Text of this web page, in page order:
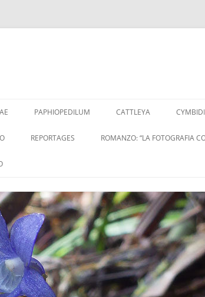
al
PAPHIOPEDILUM CATTLEYA
REPORTAGES ROMANZO: “LA FOTOGRAFIA